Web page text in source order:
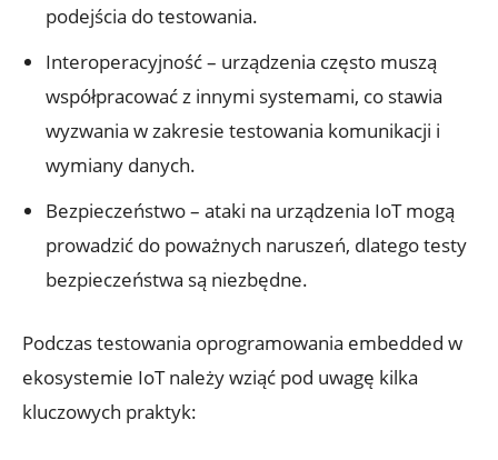
podejścia do testowania.
Interoperacyjność – urządzenia często muszą
współpracować z innymi systemami, co stawia
wyzwania w zakresie testowania komunikacji i
wymiany danych.
Bezpieczeństwo – ataki na urządzenia IoT mogą
prowadzić do poważnych naruszeń, dlatego testy
bezpieczeństwa są niezbędne.
Podczas testowania oprogramowania embedded w
ekosystemie IoT należy wziąć pod uwagę kilka
kluczowych praktyk: